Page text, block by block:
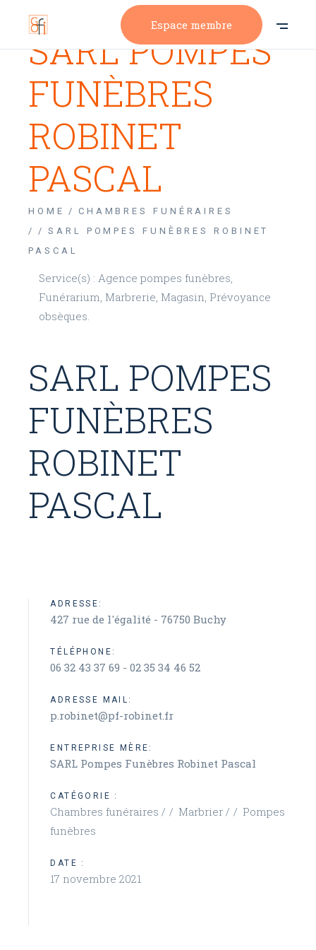
Espace membre
SARL POMPES
FUNÈBRES
ROBINET
PASCAL
HOME
CHAMBRES FUNÉRAIRES
/
SARL POMPES FUNÈBRES ROBINET
PASCAL
Service(s) : Agence pompes funèbres,
Funérarium, Marbrerie, Magasin, Prévoyance
obsèques.
SARL POMPES
FUNÈBRES
ROBINET
PASCAL
ADRESSE:
427 rue de l'égalité - 76750 Buchy
TÉLÉPHONE:
06 32 43 37 69 - 02 35 34 46 52
ADRESSE MAIL:
p.robinet@pf-robinet.fr
ENTREPRISE MÈRE:
SARL Pompes Funèbres Robinet Pascal
CATÉGORIE :
Chambres funéraires / Marbrier /
Pompes
funèbres
DATE :
17 novembre 2021